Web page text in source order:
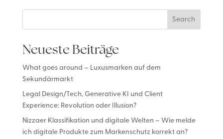
Search
Neueste Beiträge
What goes around – Luxusmarken auf dem
Sekundärmarkt
Legal Design/Tech, Generative KI und Client
Experience: Revolution oder Illusion?
Nizzaer Klassifikation und digitale Welten – Wie melde
ich digitale Produkte zum Markenschutz korrekt an?